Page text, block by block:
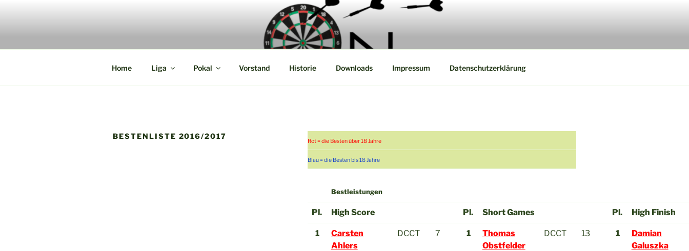
Die Webseite der Münsterland Steel Dart Liga
Home Liga Pokal Vorstand Historie Downloads Impressum Datenschutzerklärung
BESTENLISTE 2016/2017
Rot = die Besten über 18 Jahre
Blau = die Besten bis 18 Jahre
Bestleistungen
Pl. High Score Pl. Short Games Pl. High Finish
1
Carsten
Ahlers
DCCT 7 1
Thomas
Obstfelder
DCCT 13 1
Damian
Galuszka